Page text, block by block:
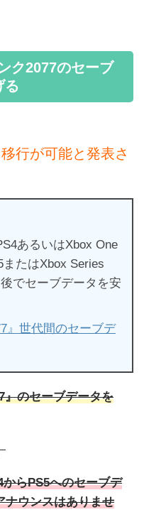
ク2077のセーブ
る
行が可能と発表さ
あるいはXbox One
たはXbox Series
でセーブデータを安
』世代間のセーブデ
』のセーブデータを
からPS5へのセーブデ
ナウンスはありませ